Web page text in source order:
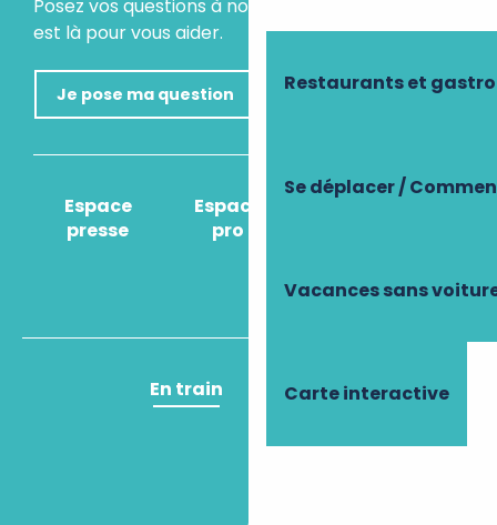
Restaurants et
Se déplacer /
Vacances sans
Carte interactive
Posez vos questions à notre assistant virtuel, il
est là pour vous aider.
Je pose ma question
Espace
presse
Espace
pro
Comment venir
En train En avion